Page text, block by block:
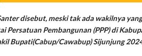
disebut, meski tak ada wakilnya
Persatuan Pembangunan (PPP) di
Bupati(Cabup/Cawabup) Sijunjung